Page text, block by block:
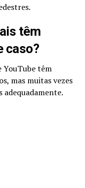
têm
caso?
YouTube têm
mas muitas vezes
adequadamente.